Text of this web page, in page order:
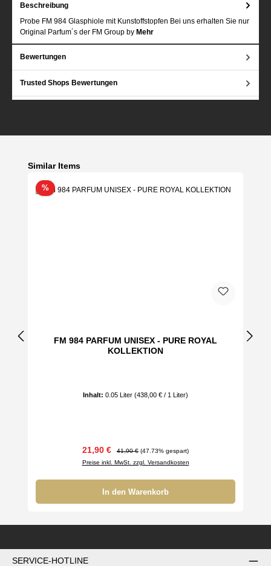
Beschreibung
Probe FM 984 Glasphiole mit Kunstoffstopfen Bei uns erhalten Sie nur
Original Parfum´s der FM Group by Mehr
Bewertungen
Trusted Shops Bewertungen
Produktgalerie überspringen
Similar Items
%Rabatt
FM 984 PARFUM UNISEX - PURE ROYAL
KOLLEKTION
Inhalt: 0.05 Liter (438,00 € / 1 Liter)
Verkaufspreis:
21,90 € Regulärer Preis:
41,90 € (47.73% gespart)
Preise inkl. MwSt. zzgl. Versandkosten
In den Warenkorb
SERVICE-HOTLINE